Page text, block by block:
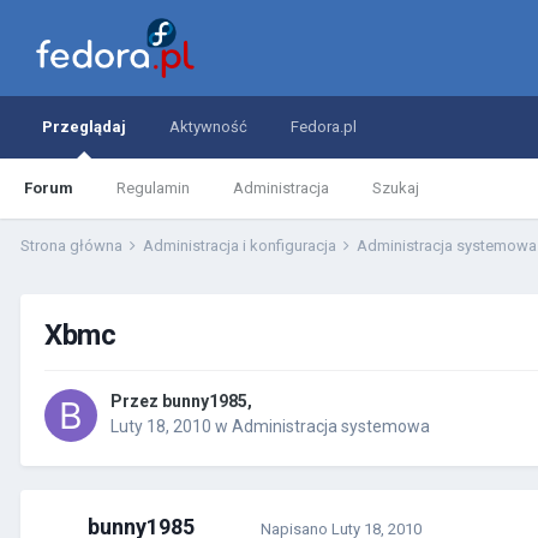
Przeglądaj
Forum Regulamin Administracja Szukaj
Aktywność Fedora.pl
Strona główna Administracja i konfiguracja Administracja systemowa
Xbmc
Przez bunny1985,
Luty 18, 2010 w Administracja systemowa
bunny1985 Napisano Luty 18, 2010